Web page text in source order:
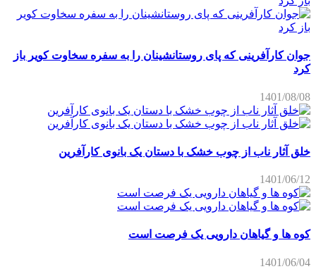
جوان کارآفرینی که پای روستانشینان را به سفره سخاوت کویر باز
کرد
1401/08/08
خلق آثار ناب از چوب خشک با دستان یک بانوی کارآفرین
1401/06/12
کوه ها و گیاهان دارویی یک فرصت است
1401/06/04